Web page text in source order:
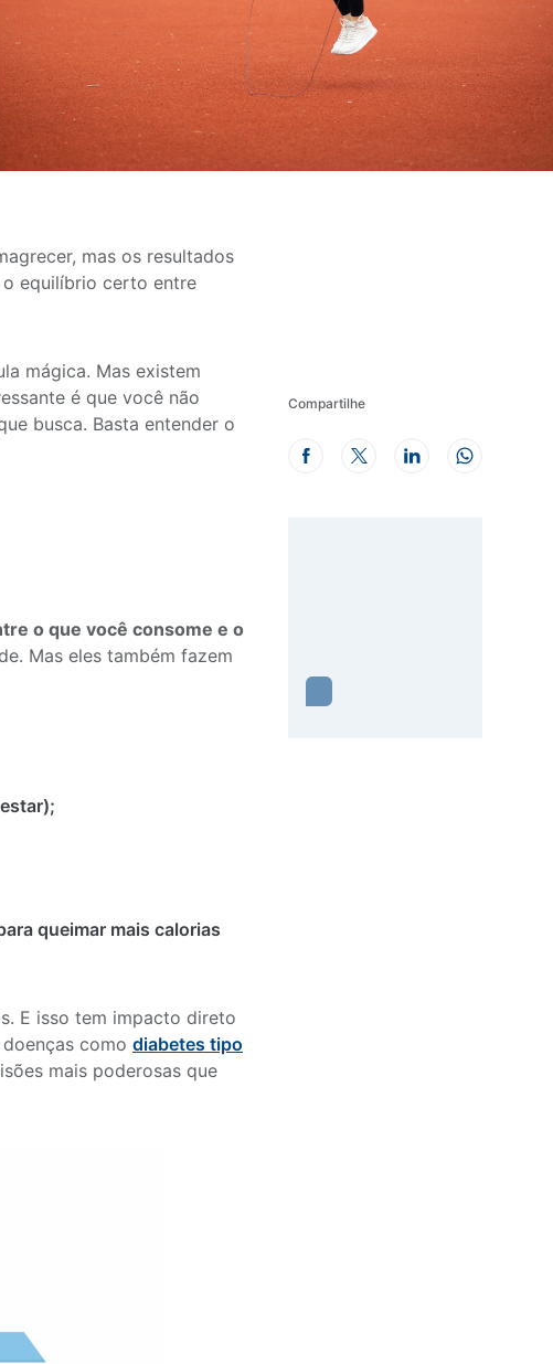
mas os resultados
o equilíbrio certo entre
mágica. Mas existem
é que você não
busca. Basta entender o
o que você consome e o
Mas eles também fazem
queimar mais calorias
E isso tem impacto direto
como diabetes tipo
mais poderosas que
Compartilhe